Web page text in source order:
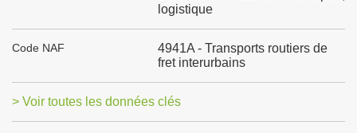
logistique
Code NAF
4941A - Transports routiers de
fret interurbains
> Voir toutes les données clés